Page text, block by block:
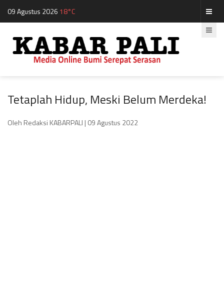
09 Agustus 2026 18°C
Tetaplah Hidup, Meski Belum Merdeka!
Oleh Redaksi KABARPALI | 09 Agustus 2022